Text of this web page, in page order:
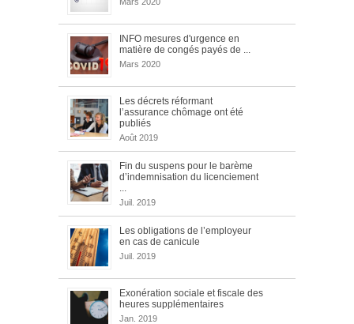
INFO mesures d'urgence en
matière de congés payés de ...
Mars 2020
Les décrets réformant
l’assurance chômage ont été
publiés
Août 2019
Fin du suspens pour le barème
d’indemnisation du licenciement
...
Juil. 2019
Les obligations de l’employeur
en cas de canicule
Juil. 2019
Exonération sociale et fiscale des
heures supplémentaires
Jan. 2019